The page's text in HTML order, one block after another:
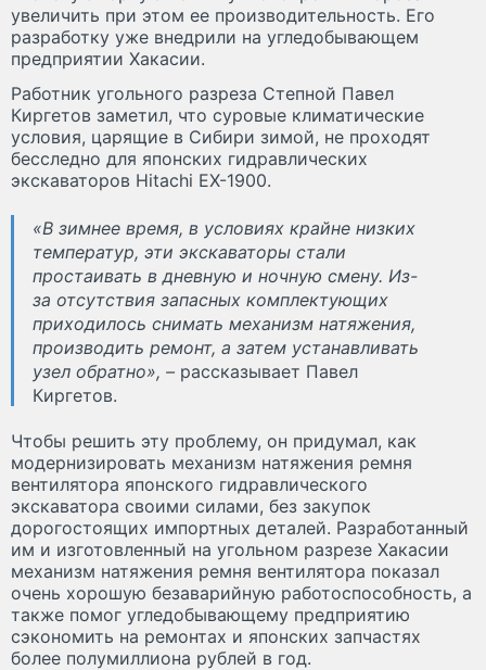
увеличить при этом ее производительность. Его
разработку уже внедрили на угледобывающем
предприятии Хакасии.
Работник угольного разреза Степной Павел
Киргетов заметил, что суровые климатические
условия, царящие в Сибири зимой, не проходят
бесследно для японских гидравлических
экскаваторов Hitachi EX-1900.
«В зимнее время, в условиях крайне низких
температур, эти экскаваторы стали
простаивать в дневную и ночную смену. Из-
за отсутствия запасных комплектующих
приходилось снимать механизм натяжения,
производить ремонт, а затем устанавливать
узел обратно», – рассказывает Павел
Киргетов.
Чтобы решить эту проблему, он придумал, как
модернизировать механизм натяжения ремня
вентилятора японского гидравлического
экскаватора своими силами, без закупок
дорогостоящих импортных деталей. Разработанный
им и изготовленный на угольном разрезе Хакасии
механизм натяжения ремня вентилятора показал
очень хорошую безаварийную работоспособность, а
также помог угледобывающему предприятию
сэкономить на ремонтах и японских запчастях
более полумиллиона рублей в год.